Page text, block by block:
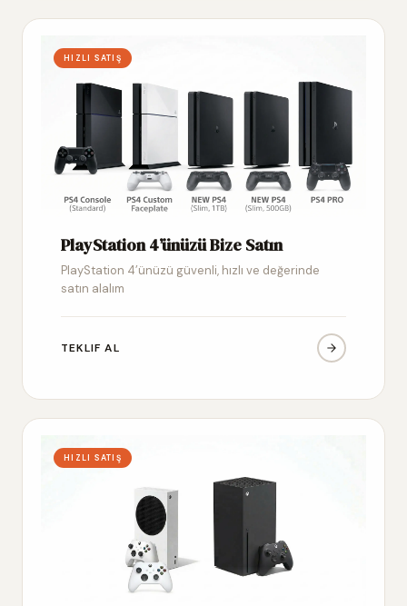
HIZLI SATIŞ
PlayStation 4’ünüzü Bize Satın
PlayStation 4’ünüzü güvenli, hızlı ve değerinde
satın alalım
TEKLIF AL
HIZLI SATIŞ